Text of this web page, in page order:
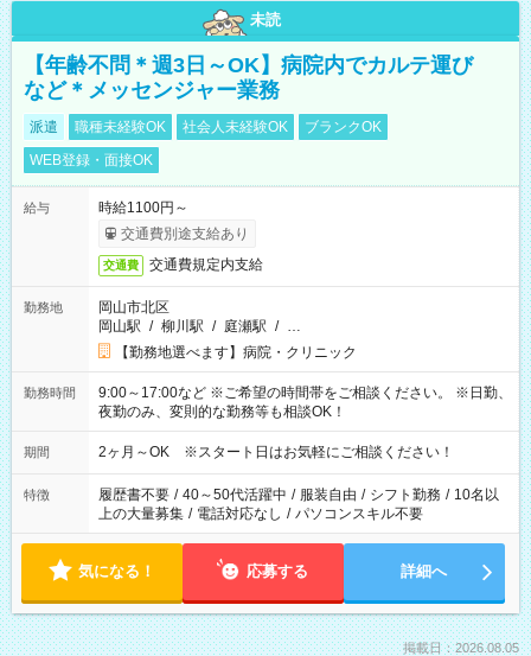
未読
【年齢不問＊週3日～OK】病院内でカルテ運び
など＊メッセンジャー業務
派遣 職種未経験OK 社会人未経験OK
ブランクOK
WEB登録・面接OK
給与
時給1100円～
交通費別途支給あり
交通費 交通費規定内支給
勤務地
岡山市北区
岡山駅 / 柳川駅 / 庭瀬駅 / …
【勤務地選べます】病院・クリニック
勤務時間
9:00～17:00など ※ご希望の時間帯をご相談ください。 ※日勤、
夜勤のみ、変則的な勤務等も相談OK！
期間 2ヶ月～OK ※スタート日はお気軽にご相談ください！
特徴 履歴書不要 / 40～50代活躍中 / 服装自由 / シフト勤務 / 10名以
上の大量募集 / 電話対応なし / パソコンスキル不要
気になる！ 応募する 詳細へ
掲載日：2026.08.05